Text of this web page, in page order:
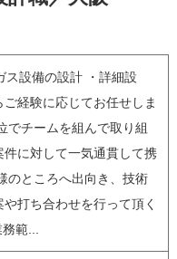
ス設備の設計 ・詳細設
経験に応じてお任せしま
チームを組んで取り組
に対して一気通貫して携
のところへ出向き、技術
打ち合わせを行って頂く
範...